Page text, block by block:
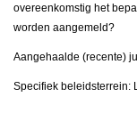
overeenkomstig het
worden aangemeld?
Aangehaalde (recente)
Specifiek beleidsterrein: